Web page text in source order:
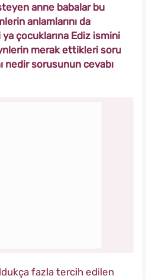
anne babalar bu
anlamlarını da
çocuklarına Ediz ismini
merak ettikleri soru
nedir sorusunun cevabı
fazla tercih edilen